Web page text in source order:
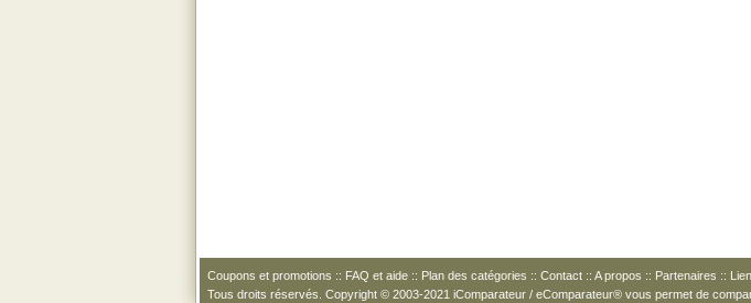
Coupons et promotions :: FAQ et aide :: Plan des catégories :: Contact :: A propos :: Partenaires ::
Tous droits réservés. Copyright © 2003-2021 iComparateur / eComparateur® vous permet de